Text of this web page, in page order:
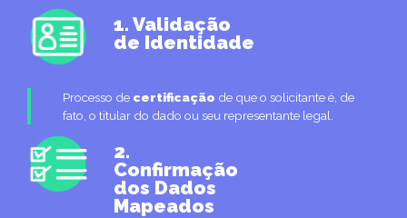
1. Validação
de Identidade
Processo de certificação de que o solicitante é, de
fato, o titular do dado ou seu representante legal.
2.
Confirmação
dos Dados
Mapeados